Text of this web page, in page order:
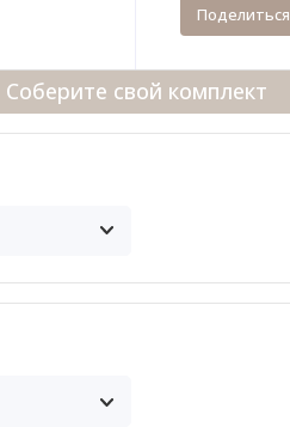
Поделиться
Соберите свой комплект